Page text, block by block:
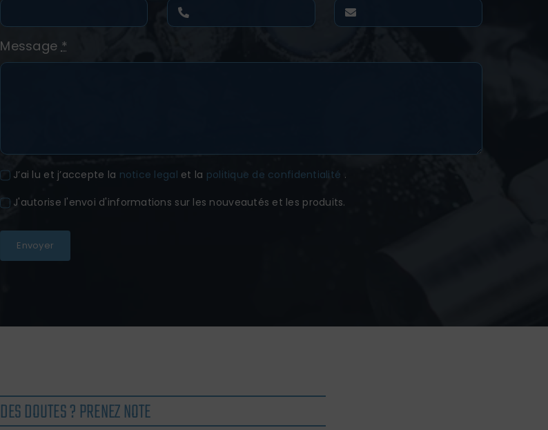
Message *
J’ai lu et j’accepte la notice legal et la politique de confidentialité .
J'autorise l'envoi d'informations sur les nouveautés et les produits.
Envoyer
DES DOUTES ? PRENEZ NOTE